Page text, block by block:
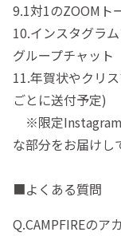
9.1対1のZOOMト
10.インスタグラ
グループチャット
11.年賀状やクリ
ごとに送付予定)
※限定Instagram
な部分をお届けし
■よくある質問
Q.CAMPFIREのア